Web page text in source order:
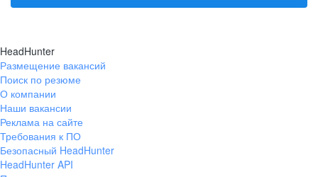
HeadHunter
Размещение вакансий
Поиск по резюме
О компании
Наши вакансии
Реклама на сайте
Требования к ПО
Безопасный HeadHunter
HeadHunter API